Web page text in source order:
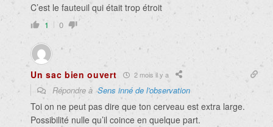
C’est le fauteuil qui était trop étroit
1 0
Un sac bien ouvert 2 mois il y a
Répondre àSens inné de l'observation
Toi on ne peut pas dire que ton cerveau est extra large.
Possibilité nulle qu’il coince en quelque part.